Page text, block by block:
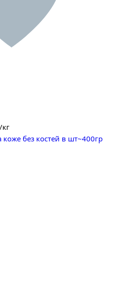
без костей в шт~400гр